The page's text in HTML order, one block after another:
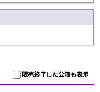
販売終了した公演も表示